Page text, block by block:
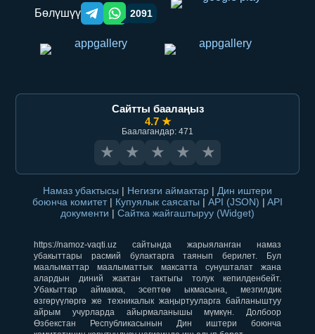
Бөлүшүү Telegram orqali ulashish
WhatsApp orqali ulashish
2091
Сайтты баалаңыз
4.7 ★
Баалагандар: 471
★ ★ ★ ★ ★
Намаз убактысы | Негизги аймактар | Дин иштери
боюнча комитет | Купуялык саясаты | API (JSON) | API
документи | Сайтка жайгаштыруу (Widget)
https://namoz-vaqti.uz сайтында жарыяланган намаз
убакыттары расмий булактарга таянып берилет. Бул
маалыматтар маалыматтык максатта сунушталат жана
алардын диний жактан тактыгы толук кепилденбейт.
Убакыттар аймакка, эсептөө ыкмасына, мезгилдик
өзгөрүүлөргө же техникалык жаңыртууларга байланыштуу
айрым учурларда айырмаланышы мүмкүн. Долбоор
Өзбекстан Республикасынын Дин иштери боюнча